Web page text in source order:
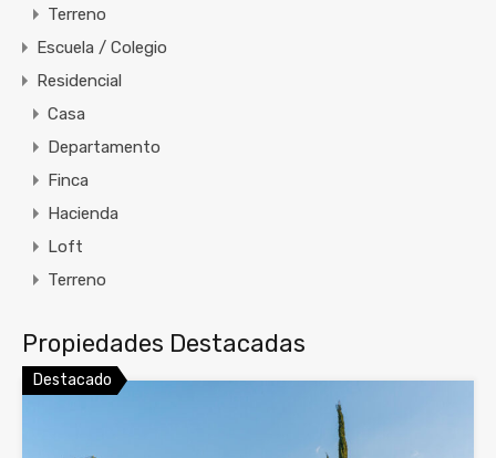
Terreno
Escuela / Colegio
Residencial
Casa
Departamento
Finca
Hacienda
Loft
Terreno
Propiedades Destacadas
Destacado